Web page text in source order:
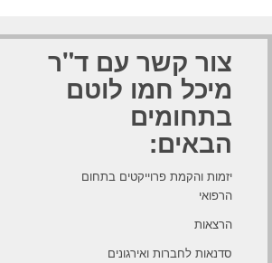
צור קשר עם ד"ר
מיכל חמו לוטם
בתחומים
הבאים:
יזמות והקמת פרוייקטים בתחום
הרפואי
הרצאות
סדנאות לחברות ואירגונים